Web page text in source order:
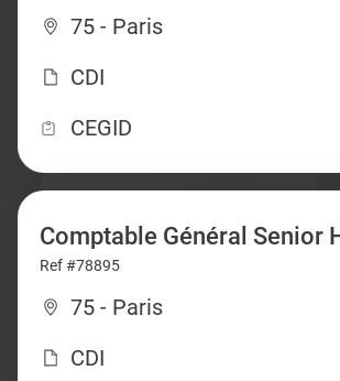
75 - Paris
CDI
CEGID
Comptable Général Senior
Ref #78895
75 - Paris
CDI